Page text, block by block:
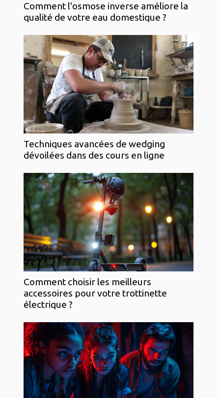
Comment l'osmose inverse améliore la
qualité de votre eau domestique ?
Techniques avancées de wedging
dévoilées dans des cours en ligne
Comment choisir les meilleurs
accessoires pour votre trottinette
électrique ?